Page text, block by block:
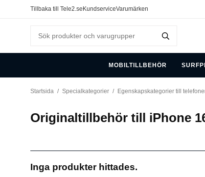
Tillbaka till Tele2.se KundserviceVarumärken
MOBILTILLBEHÖR
Startsida / Specialkategorier / Egenskapskategorier till
Originaltillbehör till iPhone
Inga produkter hittades.